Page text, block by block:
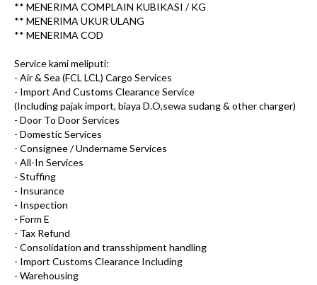
** MENERIMA COMPLAIN KUBIKASI / KG
** MENERIMA UKUR ULANG
** MENERIMA COD
Service kami meliputi:
- Air & Sea (FCL LCL) Cargo Services
- Import And Customs Clearance Service
(Including pajak import, biaya D.O,sewa sudang & other charger)
- Door To Door Services
- Domestic Services
- Consignee / Undername Services
- All-In Services
- Stuffing
- Insurance
- Inspection
- Form E
- Tax Refund
- Consolidation and transshipment handling
- Import Customs Clearance Including
- Warehousing